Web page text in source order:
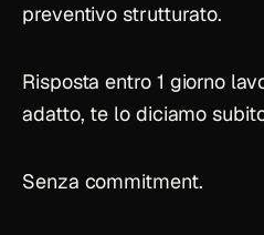
preventivo strutturato.
Risposta entro 1 giorno
adatto, te lo diciamo
Senza commitment.